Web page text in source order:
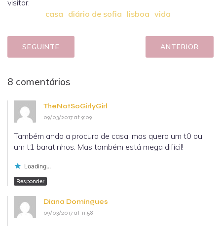
visitar.
casa diário de sofia lisboa vida
SEGUINTE ANTERIOR
8 comentários
TheNotSoGirlyGirl
09/03/2017 at 9:09
Também ando a procura de casa, mas quero um t0 ou
um t1 baratinhos. Mas também está mega difícil!
Loading...
Responder
Diana Domingues
09/03/2017 at 11:58